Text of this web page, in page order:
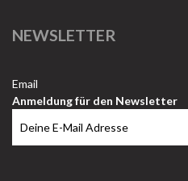
NEWSLETTER
Email
Anmeldung für den Newsletter